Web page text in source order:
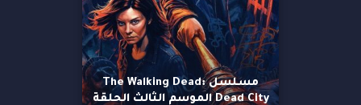
مسلسل The Walking Dead:
Dead City الموسم الثالث الحلقة